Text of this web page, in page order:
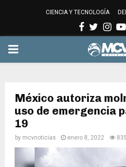
CIENCIA Y TECNOLOGÍA
Facebook
Twitter
PRIMARY
México autoriza
uso de emergencia
19
by mcvnoticias enero 8, 2022 835